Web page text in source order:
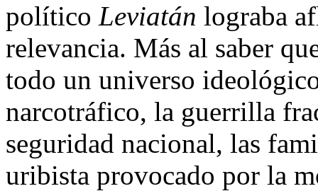
político Leviatán lograba
relevancia. Más al saber
todo un universo
narcotráfico, la guerrilla
seguridad nacional, las
uribista provocado por la